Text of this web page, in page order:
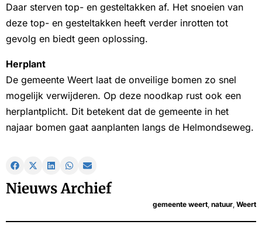
Daar sterven top- en gesteltakken af. Het snoeien van
deze top- en gesteltakken heeft verder inrotten tot
gevolg en biedt geen oplossing.
Herplant
De gemeente Weert laat de onveilige bomen zo snel
mogelijk verwijderen. Op deze noodkap rust ook een
herplantplicht. Dit betekent dat de gemeente in het
najaar bomen gaat aanplanten langs de Helmondseweg.
Nieuws Archief
gemeente weert natuur Weert